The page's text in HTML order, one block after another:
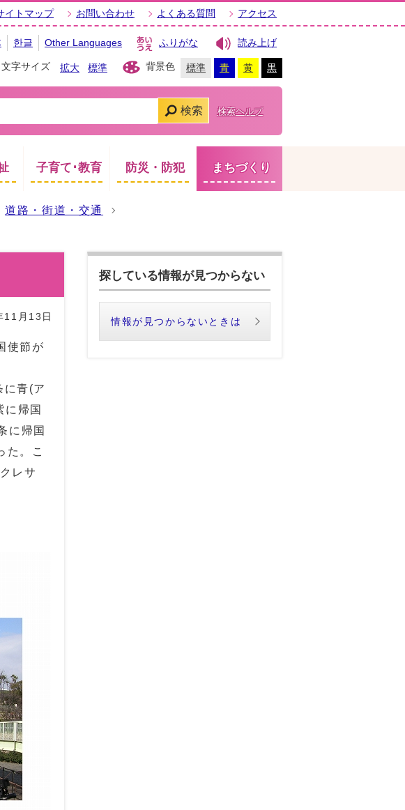
イトマップ お問い合わせ よくある質問 アクセス
한글 Other Languages ふりがな 読み上げ
文字サイズ 拡大 標準 背景色 標準 青 黄 黒
検索 検索ヘルプ
子育て･教育 防災・防犯 まちづくり
道路・街道・交通
11月13日
使節が
に青(ア
帰国
に帰国
た。こ
レサ
探している情報が見つからない
情報が見つからないときは